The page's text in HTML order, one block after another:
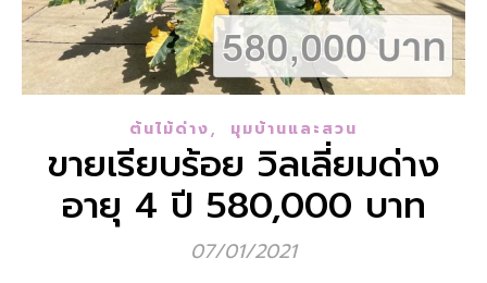
ต้นไม้ด่าง, มุมบ้านและสวน
ขายเรียบร้อย วิลเลี่ยมด่าง
อายุ 4 ปี 580,000 บาท
07/01/2021